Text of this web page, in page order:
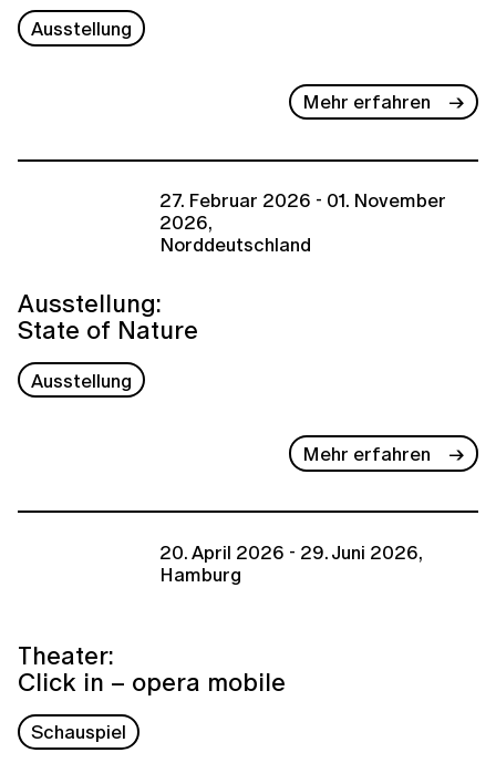
Ausstellung
Mehr erfahren
27. Februar 2026 - 01. November
2026,
Norddeutschland
Ausstellung:
State of Nature
Ausstellung
Mehr erfahren
20. April 2026 - 29. Juni 2026,
Hamburg
Theater:
Click in – opera mobile
Schauspiel